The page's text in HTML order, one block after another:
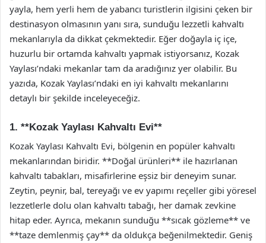
yayla, hem yerli hem de yabancı turistlerin ilgisini çeken bir
destinasyon olmasının yanı sıra, sunduğu lezzetli kahvaltı
mekanlarıyla da dikkat çekmektedir. Eğer doğayla iç içe,
huzurlu bir ortamda kahvaltı yapmak istiyorsanız, Kozak
Yaylası’ndaki mekanlar tam da aradığınız yer olabilir. Bu
yazıda, Kozak Yaylası’ndaki en iyi kahvaltı mekanlarını
detaylı bir şekilde inceleyeceğiz.
1. **Kozak Yaylası Kahvaltı Evi**
Kozak Yaylası Kahvaltı Evi, bölgenin en popüler kahvaltı
mekanlarından biridir. **Doğal ürünleri** ile hazırlanan
kahvaltı tabakları, misafirlerine eşsiz bir deneyim sunar.
Zeytin, peynir, bal, tereyağı ve ev yapımı reçeller gibi yöresel
lezzetlerle dolu olan kahvaltı tabağı, her damak zevkine
hitap eder. Ayrıca, mekanın sunduğu **sıcak gözleme** ve
**taze demlenmiş çay** da oldukça beğenilmektedir. Geniş